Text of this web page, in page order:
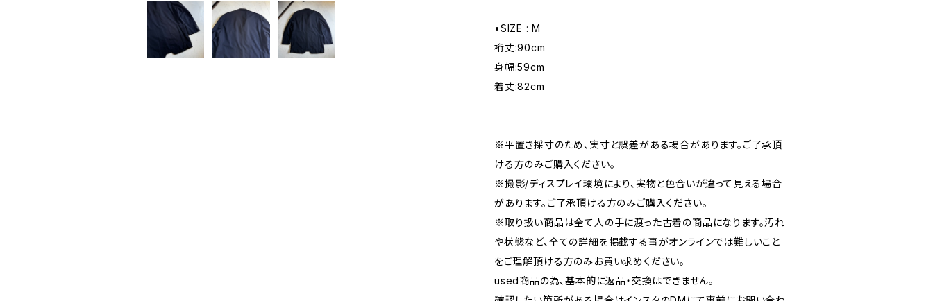
•SIZE : M
裄丈:90cm
身幅:59cm
着丈:82cm
※平置き採寸のため、実寸と誤差がある場合があります。ご了承頂
ける方のみご購入ください。
※撮影/ディスプレイ環境により、実物と色合いが違って見える場合
があります。ご了承頂ける方のみご購入ください。
※取り扱い商品は全て人の手に渡った古着の商品になります。汚れ
や状態など、全ての詳細を掲載する事がオンラインでは難しいこと
をご理解頂ける方のみお買い求めください。
used商品の為、基本的に返品・交換はできません。